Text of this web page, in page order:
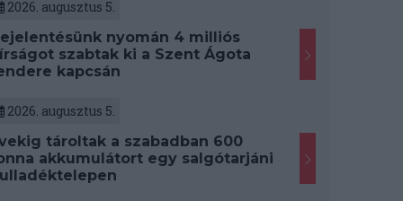
2026. augusztus 5.
nyomán 4 milliós
szabtak ki a Szent Ágota
kapcsán
2026. augusztus 5.
tároltak a szabadban 600
akkumulátort egy salgótarjáni